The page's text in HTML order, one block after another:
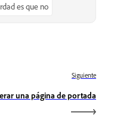
es que no
Siguiente
una página de portada